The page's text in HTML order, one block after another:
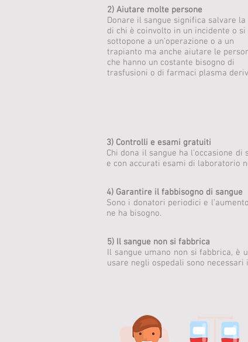
2) Aiutare molte persone
Donare il sangue significa salvare la
di chi è coinvolto in un incidente o si
sottopone a un’operazione o a un
trapianto ma anche aiutare le
che hanno un costante bisogno di
trasfusioni o di farmaci plasma
3) Controlli e esami gratuiti
Chi dona il sangue ha l’occasione
e con accurati esami di laboratorio
4) Garantire il fabbisogno di sangue
Sono i donatori periodici e
ne ha bisogno.
5) Il sangue non si fabbrica
Il sangue umano non si fabbrica, è
usare negli ospedali sono